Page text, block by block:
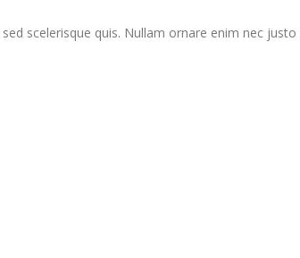
scelerisque quis. Nullam ornare enim nec